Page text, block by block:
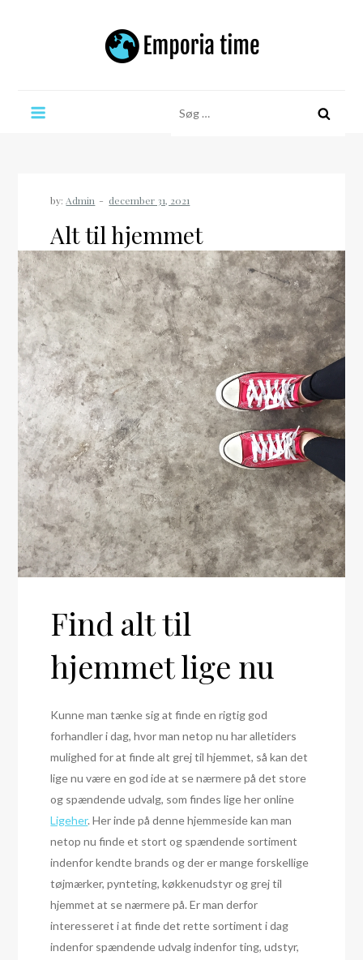
efter:
by: Admin
Alt til hjemmet
Find alt til
hjemmet lige nu
Kunne man tænke sig at finde en rigtig god
forhandler i dag, hvor man netop nu har alletiders
mulighed for at finde alt grej til hjemmet, så kan det
lige nu være en god ide at se nærmere på det store
og spændende udvalg, som findes lige her online
Ligeher. Her inde på denne hjemmeside kan man
netop nu finde et stort og spændende sortiment
indenfor kendte brands og der er mange forskellige
tøjmærker, pynteting, køkkenudstyr og grej til
hjemmet at se nærmere på. Er man derfor
interesseret i at finde det rette sortiment i dag
indenfor spændende udvalg indenfor ting, udstyr,